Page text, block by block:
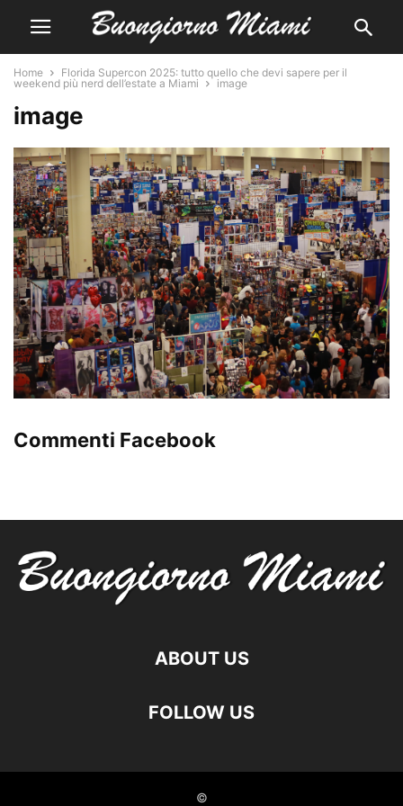
Home
Florida Supercon 2025: tutto quello che devi sapere per il
weekend più nerd dell’estate a Miami
image
image
Commenti Facebook
ABOUT US
FOLLOW US
©